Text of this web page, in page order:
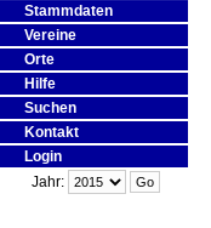
Stammdaten
Vereine
Orte
Hilfe
Suchen
Kontakt
Login
Jahr: